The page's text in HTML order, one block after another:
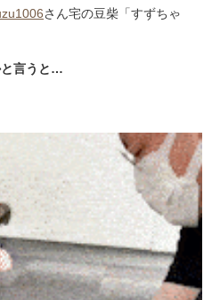
さん宅の豆柴「すずちゃ
と言うと…